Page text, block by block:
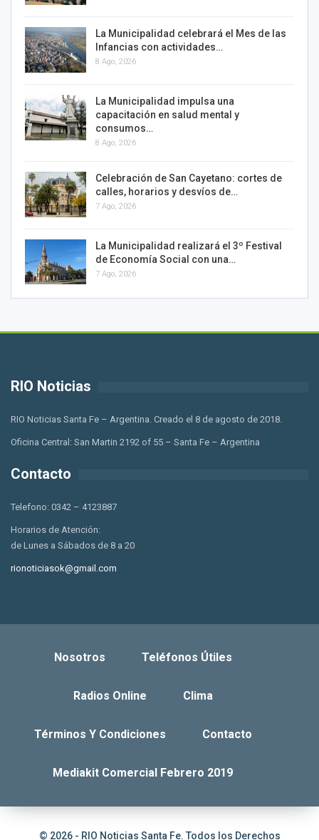
La Municipalidad celebrará el Mes de las
Infancias con actividades…
8 Ago, 2026
La Municipalidad impulsa una
capacitación en salud mental y
consumos…
8 Ago, 2026
Celebración de San Cayetano: cortes de
calles, horarios y desvíos de…
7 Ago, 2026
La Municipalidad realizará el 3º Festival
de Economía Social con una…
7 Ago, 2026
RIO Noticias
RIO Noticias Santa Fe – Argentina. Creado el 8 de agosto de 2018.
Oficina Central: San Martin 2192 of 55 – Santa Fe – Argentina
Contacto
Telefono: 0342 – 4123887
Horarios de Atención:
de Lunes a Sábados de 8 a 20
rionoticiasok@gmail.com
Nosotros Teléfonos Útiles
Radios Online Clima
Términos Y Condiciones Contacto
Mediakit Comercial Febrero 2019
© 2026 - RIO Noticias Santa Fe. Todos los Derechos